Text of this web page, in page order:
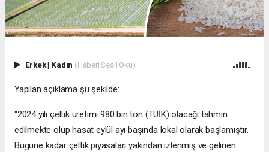
Erkek| Kadın (Haberi Sesli Oku)
Yapılan açıklama şu şekilde:
"2024 yılı çeltik üretimi 980 bin ton (TÜİK) olacağı tahmin
edilmekte olup hasat eylül ayı başında lokal olarak başlamıştır.
Bugüne kadar çeltik piyasaları yakından izlenmiş ve gelinen